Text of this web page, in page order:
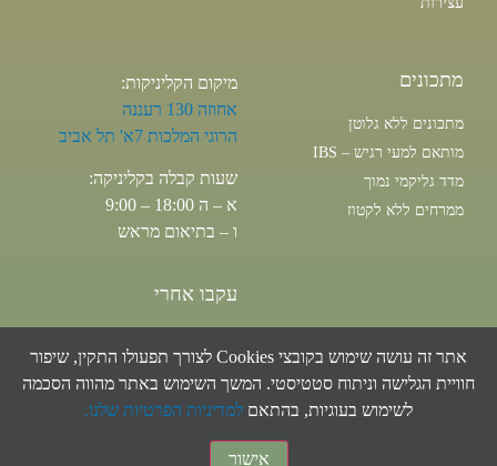
מתכונים
מתכונים ללא גלוטן
מותאם למעי רגיש – IBS
מדד גליקמי נמוך
ממרחים ללא לקטוז
מיקום הקליניקות:
אחוזה 130 רעננה
הרוגי המלכות 7א' תל אביב
שעות קבלה בקליניקה:
א – ה 18:00 – 9:00
ו – בתיאום מראש
עקבו אחרי
כל הזכויות שמורות אלונה מצליח, 2026 ©
אתר זה עושה שימוש בקובצי Cookies לצורך תפעולו התקין, שיפור
חוויית הגלישה וניתוח סטטיסטי. המשך השימוש באתר מהווה הסכמה
לשימוש בעוגיות, בהתאם למדיניות הפרטיות שלנו.
אישור